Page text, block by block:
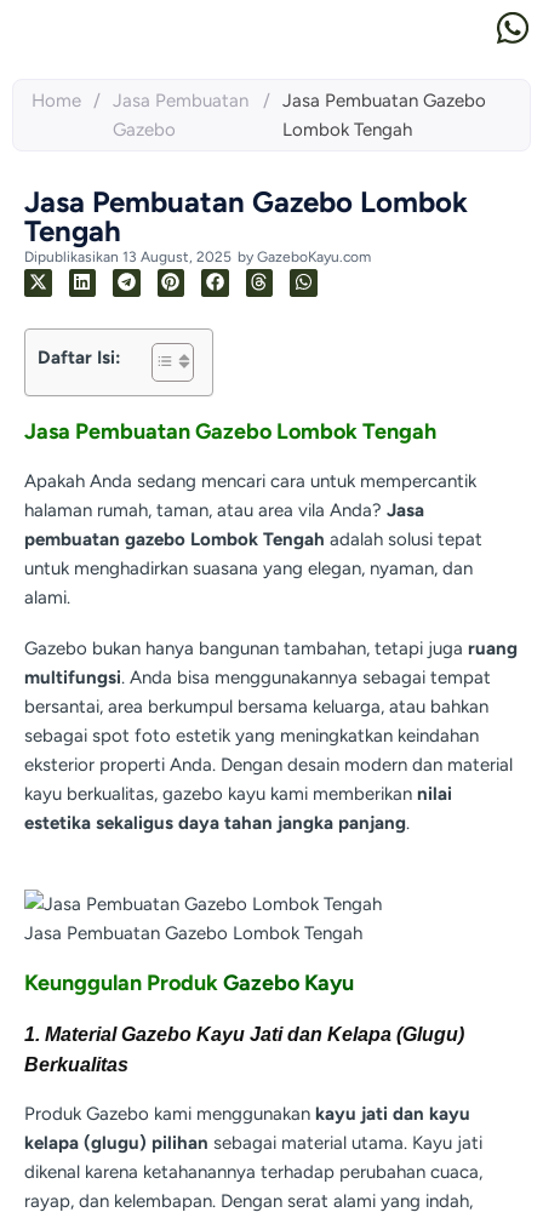
Home / Jasa Pembuatan
Gazebo
/ Jasa Pembuatan Gazebo
Lombok Tengah
Jasa Pembuatan Gazebo Lombok
Tengah
Dipublikasikan 13 August, 2025 by GazeboKayu.com
Daftar Isi:
Jasa Pembuatan Gazebo Lombok Tengah
Apakah Anda sedang mencari cara untuk mempercantik
halaman rumah, taman, atau area vila Anda? Jasa
pembuatan gazebo Lombok Tengah adalah solusi tepat
untuk menghadirkan suasana yang elegan, nyaman, dan
alami.
Gazebo bukan hanya bangunan tambahan, tetapi juga ruang
multifungsi. Anda bisa menggunakannya sebagai tempat
bersantai, area berkumpul bersama keluarga, atau bahkan
sebagai spot foto estetik yang meningkatkan keindahan
eksterior properti Anda. Dengan desain modern dan material
kayu berkualitas, gazebo kayu kami memberikan nilai
estetika sekaligus daya tahan jangka panjang.
Jasa Pembuatan Gazebo Lombok Tengah
Keunggulan ProdukGazebo Kayu
1. Material Gazebo Kayu Jati dan Kelapa (Glugu)
Berkualitas
Produk Gazebo kami menggunakan kayu jati dan kayu
kelapa (glugu) pilihan sebagai material utama. Kayu jati
dikenal karena ketahanannya terhadap perubahan cuaca,
rayap, dan kelembapan. Dengan serat alami yang indah,